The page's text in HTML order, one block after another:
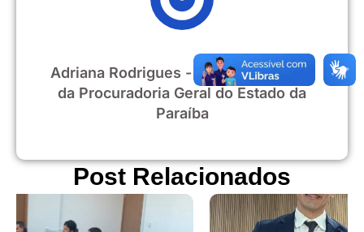
Adriana Rodrigues - Jornalista Oficial
da Procuradoria Geral do Estado da
Paraíba
Post Relacionados